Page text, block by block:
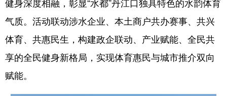
气质。活动联动涉水企业、本土商户共办赛事、共兴
体育、共惠民生，构建政企联动、产业赋能、全民共
享的全民健身新格局，实现体育惠民与城市推介双向
赋能。